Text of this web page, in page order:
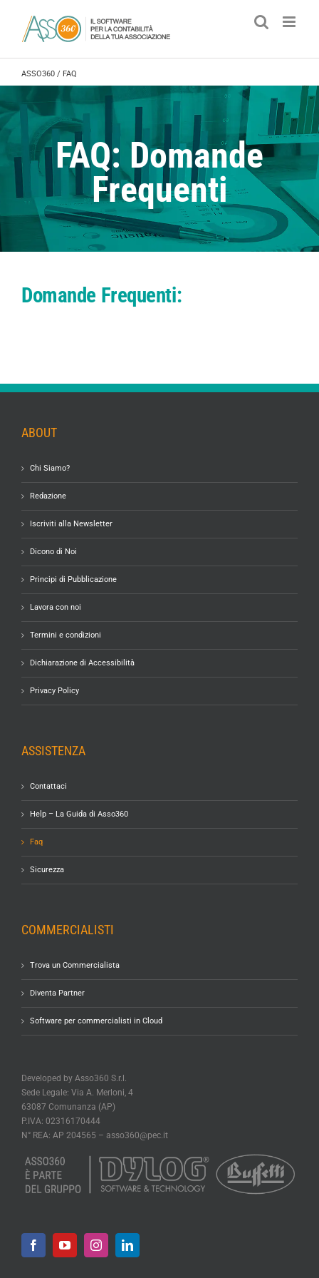
ASSO360 / FAQ
FAQ: Domande
Frequenti
Domande Frequenti:
ABOUT
Chi Siamo?
Redazione
Iscriviti alla Newsletter
Dicono di Noi
Principi di Pubblicazione
Lavora con noi
Termini e condizioni
Dichiarazione di Accessibilità
Privacy Policy
ASSISTENZA
Contattaci
Help – La Guida di Asso360
Faq
Sicurezza
COMMERCIALISTI
Trova un Commercialista
Diventa Partner
Software per commercialisti in Cloud
Developed by Asso360 S.r.l.
Sede Legale: Via A. Merloni, 4
63087 Comunanza (AP)
P.IVA: 02316170444
N° REA: AP 204565 – asso360@pec.it